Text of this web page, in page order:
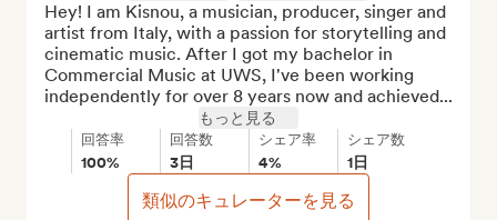
Hey! I am Kisnou, a musician, producer, singer and
artist from Italy, with a passion for storytelling and
cinematic music. After I got my bachelor in
Commercial Music at UWS, I've been working
independently for over 8 years now and achieved...
もっと見る
回答率
100%
回答数
3日
シェア率
4%
シェア数
1日
類似のキュレーターを見る